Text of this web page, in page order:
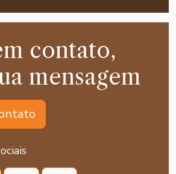
contato,
mensagem